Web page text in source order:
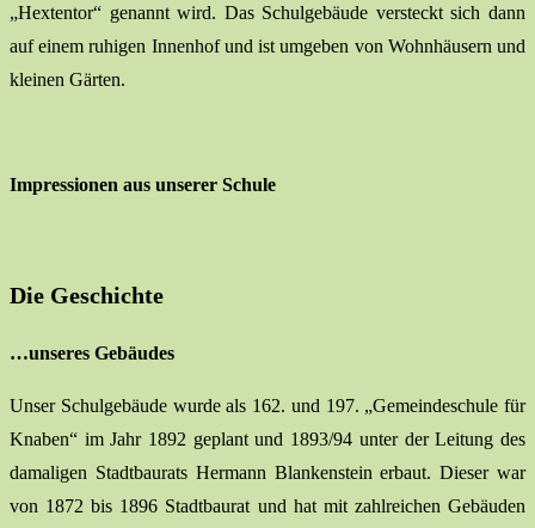
„Hextentor“ genannt wird. Das Schulgebäude versteckt sich dann
auf einem ruhigen Innenhof und ist umgeben von Wohnhäusern und
kleinen Gärten.
Impressionen aus unserer Schule
Die Geschichte
…unseres Gebäudes
Unser Schulgebäude wurde als 162. und 197. „Gemeindeschule für
Knaben“ im Jahr 1892 geplant und 1893/94 unter der Leitung des
damaligen Stadtbaurats Hermann Blankenstein erbaut. Dieser war
von 1872 bis 1896 Stadtbaurat und hat mit zahlreichen Gebäuden